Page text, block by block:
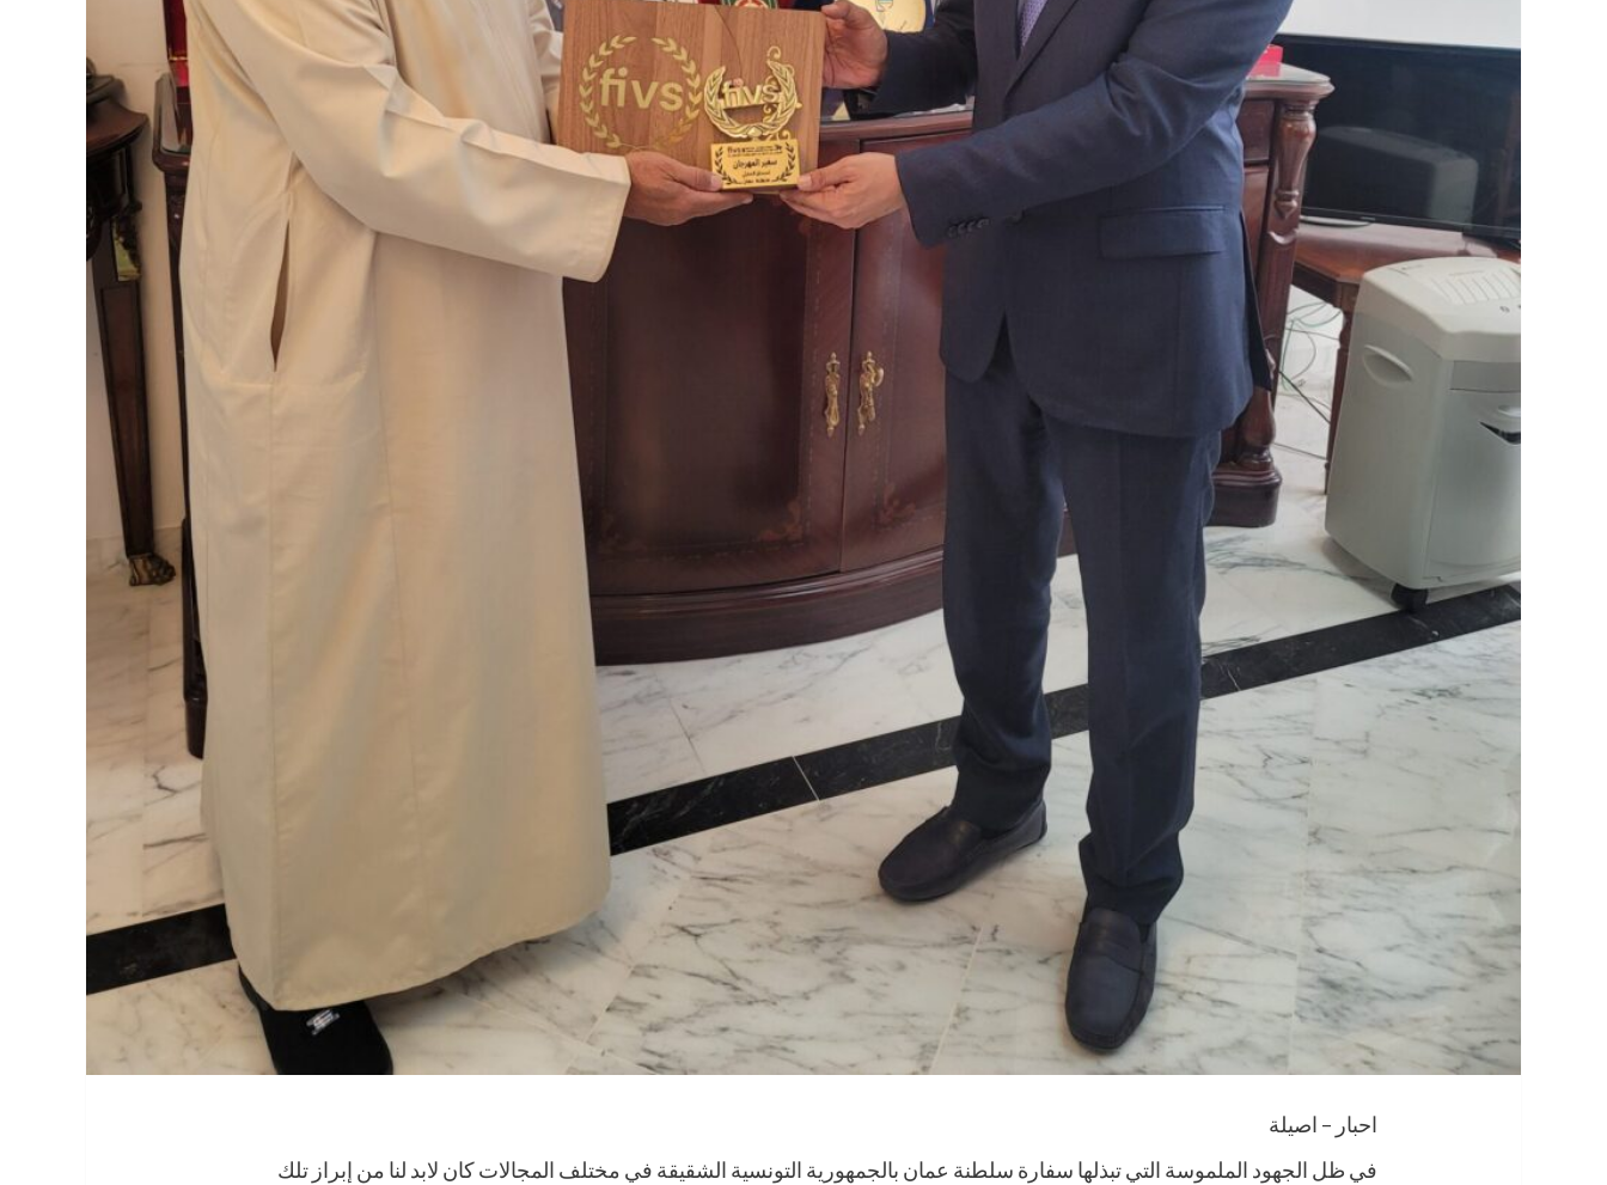
احبار – اصيلة
في ظل الجهود الملموسة التي تبذلها سفارة سلطنة عمان بالجمهورية التونسية الشقيقة في مختلف المجالات كان لابد لنا من إبراز تلك